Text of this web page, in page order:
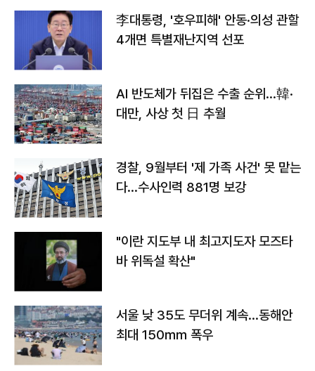
李대통령, '호우피해' 안동·의성 관할
4개면 특별재난지역 선포
AI 반도체가 뒤집은 수출 순위…韓·
대만, 사상 첫 日 추월
경찰, 9월부터 '제 가족 사건' 못 맡는
다…수사인력 881명 보강
"이란 지도부 내 최고지도자 모즈타
바 위독설 확산"
서울 낮 35도 무더위 계속…동해안
최대 150㎜ 폭우